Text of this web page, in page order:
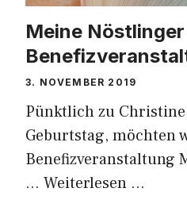
Meine Nöstlinger
3. NOVEMBER 2019
Pünktlich zu
Geburtstag, möchten
Benefizveranstaltung
… Weiterlesen …